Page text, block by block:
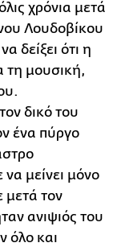
χρόνια μετά
Λουδοβίκου
δείξει ότι η
τη μουσική,
δικό του
ένα πύργο
μείνει μόνο
μετά τον
ανιψιός του
όλο και